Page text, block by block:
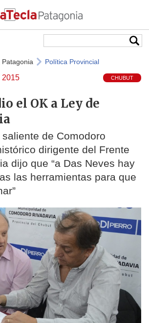
Patagonia Política Provincial
2015 CHUBUT
el OK a Ley de
de Comodoro
dirigente del Frente
dijo que “a Das Neves hay
las herramientas para que